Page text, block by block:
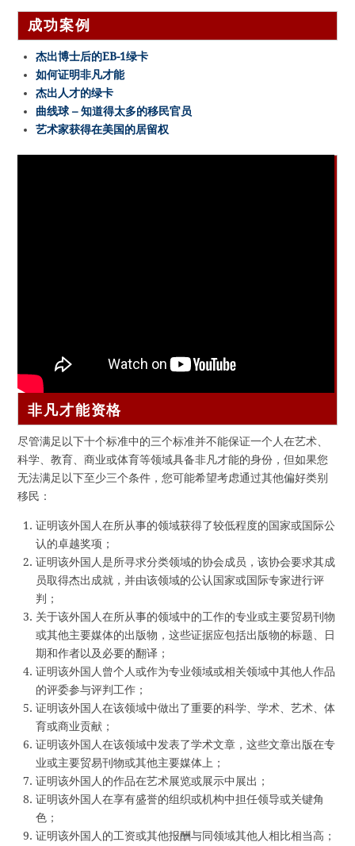
成功案例
杰出博士后的EB-1绿卡
如何证明非凡才能
杰出人才的绿卡
曲线球 – 知道得太多的移民官员
艺术家获得在美国的居留权
非凡才能资格
尽管满足以下十个标准中的三个标准并不能保证一个人在艺术、
科学、教育、商业或体育等领域具备非凡才能的身份，但如果您
无法满足以下至少三个条件，您可能希望考虑通过其他偏好类别
移民：
证明该外国人在所从事的领域获得了较低程度的国家或国际公
认的卓越奖项；
证明该外国人是所寻求分类领域的协会成员，该协会要求其成
员取得杰出成就，并由该领域的公认国家或国际专家进行评
判；
关于该外国人在所从事的领域中的工作的专业或主要贸易刊物
或其他主要媒体的出版物，这些证据应包括出版物的标题、日
期和作者以及必要的翻译；
证明该外国人曾个人或作为专业领域或相关领域中其他人作品
的评委参与评判工作；
证明该外国人在该领域中做出了重要的科学、学术、艺术、体
育或商业贡献；
证明该外国人在该领域中发表了学术文章，这些文章出版在专
业或主要贸易刊物或其他主要媒体上；
证明该外国人的作品在艺术展览或展示中展出；
证明该外国人在享有盛誉的组织或机构中担任领导或关键角
色；
证明该外国人的工资或其他报酬与同领域其他人相比相当高；